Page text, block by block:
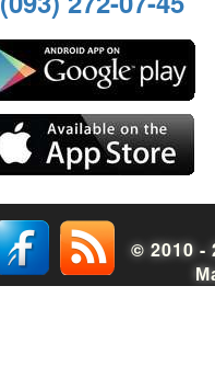
© 2010 -